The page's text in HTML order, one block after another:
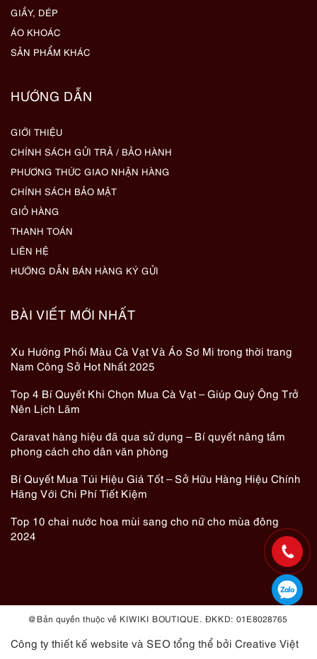
GIẦY, DÉP
ÁO KHOÁC
SẢN PHẨM KHÁC
HƯỚNG DẪN
GIỚI THIỆU
CHÍNH SÁCH GỬI TRẢ / BẢO HÀNH
PHƯƠNG THỨC GIAO NHẬN HÀNG
CHÍNH SÁCH BẢO MẬT
GIỎ HÀNG
THANH TOÁN
LIÊN HỆ
HƯỚNG DẪN BÁN HÀNG KÝ GỬI
BÀI VIẾT MỚI NHẤT
Xu Hướng Phối Màu Cà Vạt Và Áo Sơ Mi trong thời trang
Nam Công Sở Hot Nhất 2025
Top 4 Bí Quyết Khi Chọn Mua Cà Vạt – Giúp Quý Ông Trở
Nên Lịch Lãm
Caravat hàng hiệu đã qua sử dụng – Bí quyết nâng tầm
phong cách cho dân văn phòng
Bí Quyết Mua Túi Hiệu Giá Tốt – Sở Hữu Hàng Hiệu Chính
Hãng Với Chi Phí Tiết Kiệm
Top 10 chai nước hoa mùi sang cho nữ cho mùa đông
2024
@ Bản quyền thuộc về KIWIKI BOUTIQUE. ĐKKD: 01E8028765
Công ty thiết kế website và SEO tổng thể bởi Creative Việt